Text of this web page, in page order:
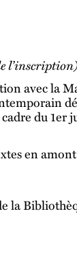
avec la
du
en
la